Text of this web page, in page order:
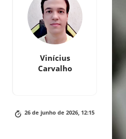
Vinícius
Carvalho
26 de junho de 2026, 12:15